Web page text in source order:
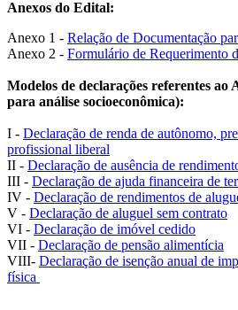
Anexos do Edital:
Anexo 1 - Relação de Documentação
Anexo 2 - Formulário de Requerimento
Modelos de declarações referentes ao
para análise socioeconômica):
I - Declaração de renda de autônomo,
profissional liberal
II - Declaração de ausência de
III - Declaração de ajuda financeira de
IV - Declaração de rendimentos de
V - Declaração de aluguel sem contrato
VI - Declaração de imóvel cedido
VII - Declaração de pensão alimentícia
VIII- Declaração de isenção anual de
física